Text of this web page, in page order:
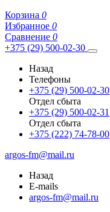
Корзина 0
Избранное 0
Сравнение 0
+375 (29) 500-02-30
Назад
Телефоны
+375 (29) 500-02-30
Отдел сбыта
+375 (29) 500-02-31
Отдел сбыта
+375 (222) 74-78-00
argos-fm@mail.ru
Назад
E-mails
argos-fm@mail.ru